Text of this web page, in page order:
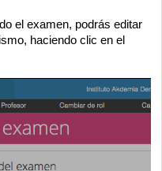
el examen, podrás editar
haciendo clic en el